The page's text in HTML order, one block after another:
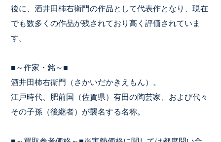
後に、酒井田柿右衛門の作品として代表作となり、現在
でも数多くの作品が残されており高く評価されていま
す。
■～作家・銘～■
酒井田柿右衛門（さかいだかきえもん）。
江戸時代、肥前国（佐賀県）有田の陶芸家、および代々
その子孫（後継者）が襲名する名称。